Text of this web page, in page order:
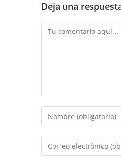
Deja una
Comentario
Introduce
tu
nombre
Introduce
tu